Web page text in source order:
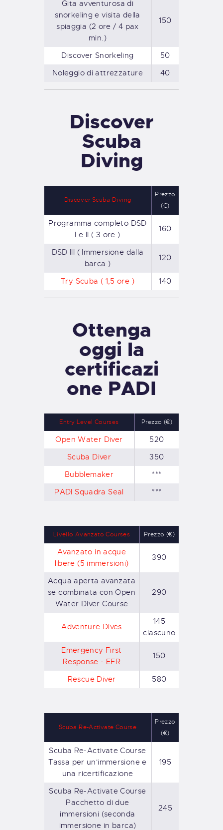
Gita avventurosa di
snorkeling e visita della
spiaggia (2 ore / 4 pax
min.)
150
Discover Snorkeling
50
Noleggio di attrezzature
40
Discover
Scuba
Diving
Discover Scuba Diving
Prezzo
(€)
Programma completo DSD
I e II ( 3 ore )
160
DSD III ( Immersione dalla
barca )
120
Try Scuba ( 1,5 ore ) 140
Ottenga
oggi la
certificazi
one PADI
Entry Level Courses Prezzo (€)
Open Water Diver
520
Scuba Diver
350
Bubblemaker
***
PADI Squadra Seal
***
Livello Avanzato Courses Prezzo (€)
Avanzato in acque
libere (5 immersioni)
390
Acqua aperta avanzata
se combinata con Open
Water Diver Course
290
Adventure Dives
145
ciascuno
Emergency First
Response - EFR
150
Rescue Diver 580
Scuba Re-Activate Course
Prezzo
(€)
Scuba Re-Activate Course
Tassa per un'immersione e
una ricertificazione
195
Scuba Re-Activate Course
Pacchetto di due
immersioni (seconda
immersione in barca)
245